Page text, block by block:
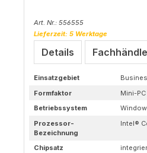
Art. Nr.: 556555
Lieferzeit: 5 Werktage
Details
Einsatzgebiet
Formfaktor
Mini-PC
Betriebssystem
Prozessor-
Bezeichnung
Intel®
Chipsatz